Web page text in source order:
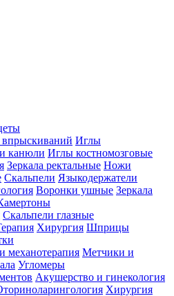
Иглы
канюли Иглы костномозговые
Зеркала ректальные Ножи
Скальпели Языкодержатели
Воронки ушные Зеркала
Скальпели глазные
Хирургия Шприцы
механотерапия Метчики и
Угломеры
Акушерство и гинекология
Хирургия